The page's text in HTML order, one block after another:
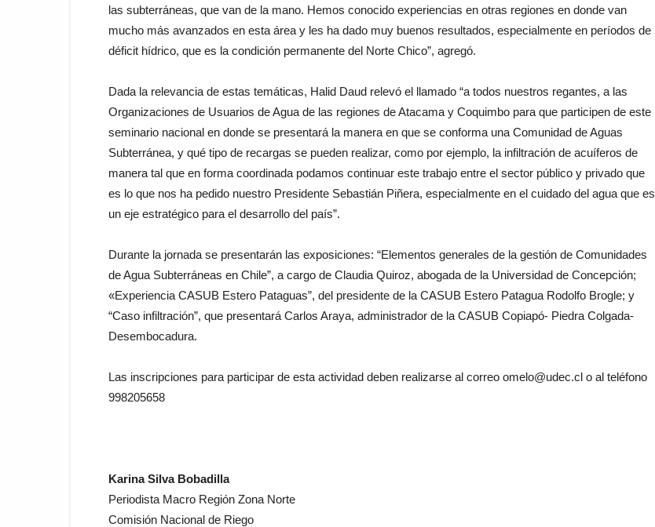
las subterráneas, que van de la mano. Hemos conocido experiencias en otras regiones en donde van
mucho más avanzados en esta área y les ha dado muy buenos resultados, especialmente en períodos de
déficit hídrico, que es la condición permanente del Norte Chico”, agregó.
Dada la relevancia de estas temáticas, Halid Daud relevó el llamado “a todos nuestros regantes, a las
Organizaciones de Usuarios de Agua de las regiones de Atacama y Coquimbo para que participen de este
seminario nacional en donde se presentará la manera en que se conforma una Comunidad de Aguas
Subterránea, y qué tipo de recargas se pueden realizar, como por ejemplo, la infiltración de acuíferos de
manera tal que en forma coordinada podamos continuar este trabajo entre el sector público y privado que
es lo que nos ha pedido nuestro Presidente Sebastián Piñera, especialmente en el cuidado del agua que es
un eje estratégico para el desarrollo del país”.
Durante la jornada se presentarán las exposiciones: “Elementos generales de la gestión de Comunidades
de Agua Subterráneas en Chile”, a cargo de Claudia Quiroz, abogada de la Universidad de Concepción;
«Experiencia CASUB Estero Pataguas”, del presidente de la CASUB Estero Patagua Rodolfo Brogle; y
“Caso infiltración”, que presentará Carlos Araya, administrador de la CASUB Copiapó- Piedra Colgada-
Desembocadura.
Las inscripciones para participar de esta actividad deben realizarse al correo omelo@udec.cl o al teléfono
998205658
Karina Silva Bobadilla
Periodista Macro Región Zona Norte
Comisión Nacional de Riego